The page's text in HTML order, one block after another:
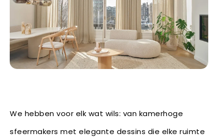
We hebben voor elk wat wils: van kamerhoge
sfeermakers met elegante dessins die elke ruimte